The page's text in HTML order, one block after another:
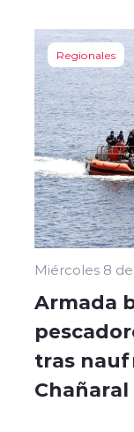
Regionales
Miércoles 8
Armada
tras
Chañaral